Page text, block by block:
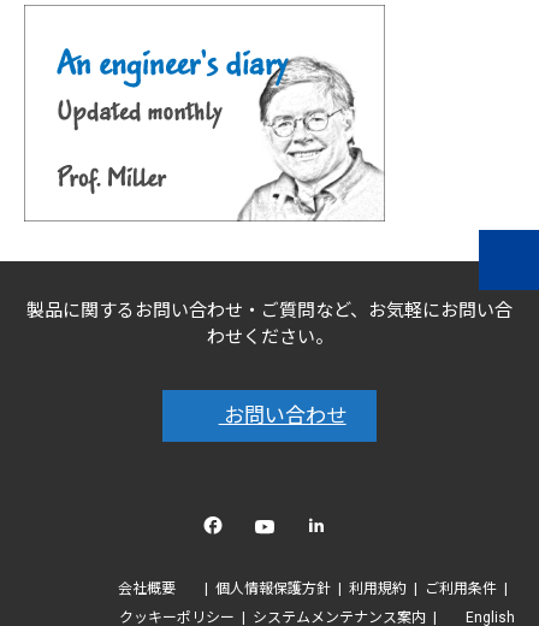
製品に関するお問い合わせ・ご質問など、お気軽にお問い合
わせください。
お問い合わせ
linkedin
会社概要 個人情報保護方針 利用規約
ご利用条件
クッキーポリシー
システムメンテナンス案内 English